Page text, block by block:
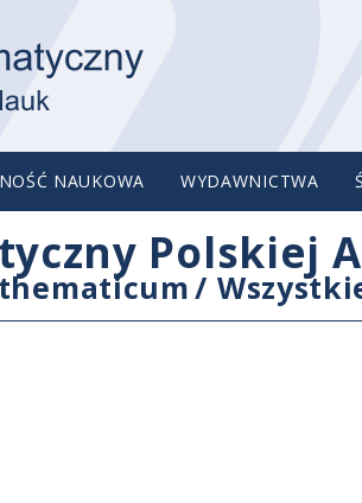
NAUKOWA WYDAWNICTWA
Polskiej
/